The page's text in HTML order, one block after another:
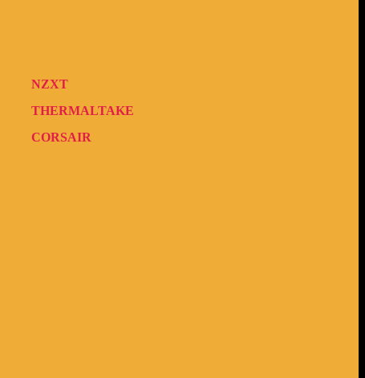
NZXT
THERMALTAKE
CORSAIR